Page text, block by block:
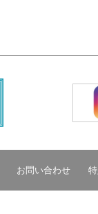
お問い合わせ